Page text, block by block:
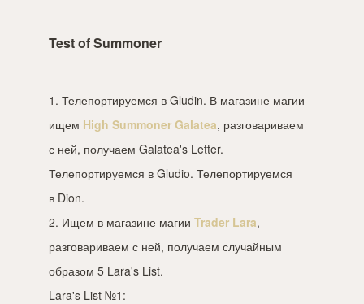
Test of Summoner
1. Телепортируемся в Gludin. В магазине магии
ищем High Summoner Galatea, разговариваем
с ней, получаем Galatea's Letter.
Телепортируемся в Gludio. Телепортируемся
в Dion.
2. Ищем в магазине магии Trader Lara,
разговариваем с ней, получаем случайным
образом 5 Lara's List.
Lara's List №1: